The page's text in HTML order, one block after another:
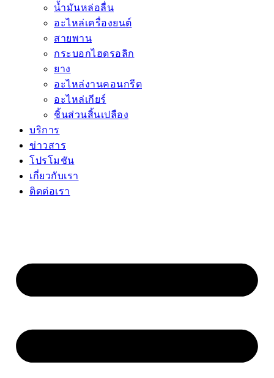
น้ำมันหล่อลื่น
อะไหล่เครื่องยนต์
สายพาน
กระบอกไฮดรอลิก
ยาง
อะไหล่งานคอนกรีต
อะไหล่เกียร์
ชิ้นส่วนสิ้นเปลือง
บริการ
ข่าวสาร
โปรโมชัน
เกี่ยวกับเรา
ติดต่อเรา